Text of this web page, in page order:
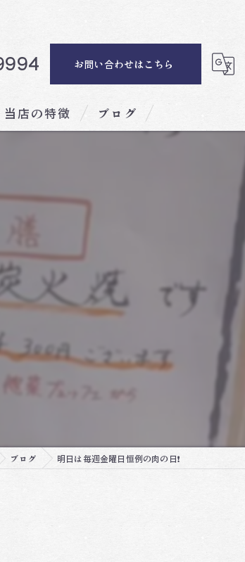
お問い合わせはこちら
当店の特徴
ランチ
海鮮
記念日
ブログ
ブログ 明日は毎週金曜日恒例の肉の日❗️